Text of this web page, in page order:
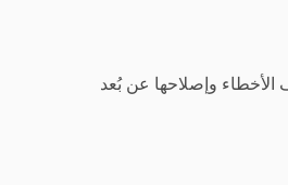
وإصلاحها عن بُعد